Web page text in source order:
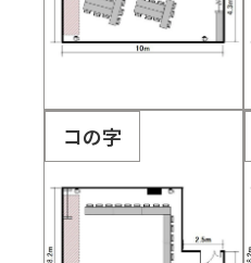
コの字